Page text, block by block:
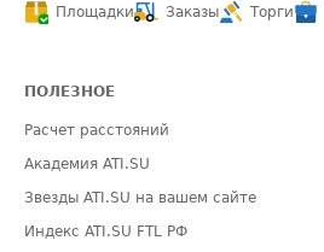
Площадки
Заказы Торги
ПОЛЕЗНОЕ
Расчет расстояний
Академия ATI.SU
Звезды ATI.SU на вашем сайте
Индекс ATI.SU FTL РФ